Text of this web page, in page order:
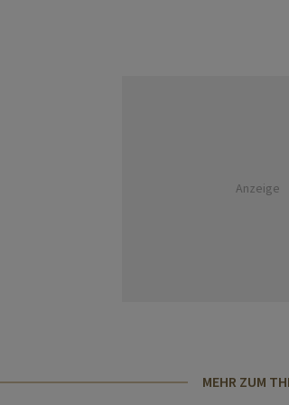
Anzeige
MEHR ZUM